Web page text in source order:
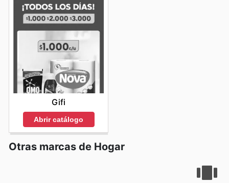
Gifi
Abrir catálogo
Otras marcas de Hogar